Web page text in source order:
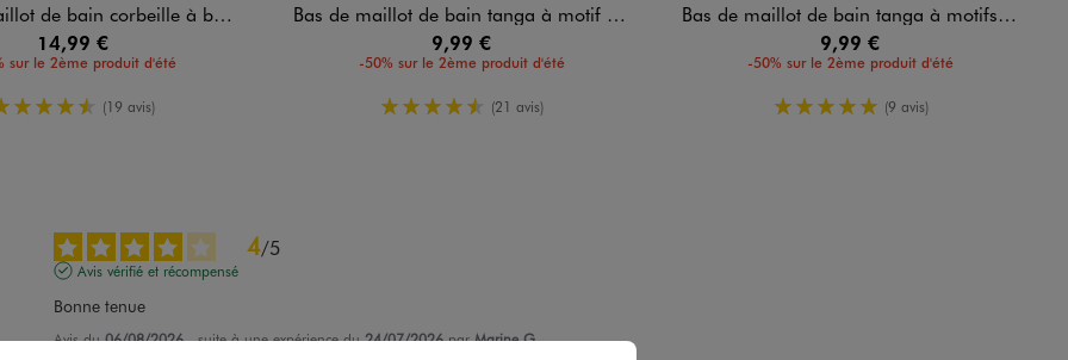
corbeille à bonnets moussés femme
14,99 €
sur le 2ème produit d'été
4.5/5 de moyenne
(19 avis)
Bas de maillot de bain tanga à motif vichy femme
9,99 €
-50% sur le 2ème produit d'été
4.5/5 de moyenne
(21 avis)
Bas de maillot de bain tanga à motifs exotiques femme
9,99 €
-50% sur le 2ème produit d'été
5/5 de moyenne
(9 avis)
4/5
Avis vérifié et récompensé
Bonne tenue
Avis du06/08/2026 , suite à une expérience du24/07/2026 parMarine G.